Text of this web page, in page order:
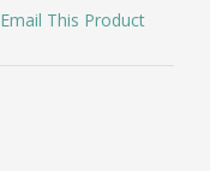
Email This Product